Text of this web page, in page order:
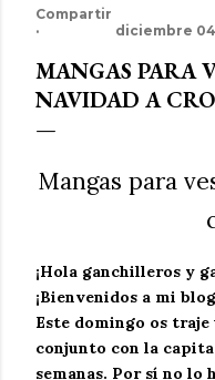
Compartir
diciembre
MANGAS PARA
NAVIDAD A
Mangas para
¡Hola ganchilleros y
¡Bienvenidos a mi
Este domingo os
conjunto con la
semanas. Por sí no lo